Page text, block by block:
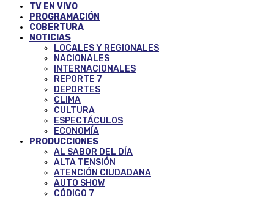
TV EN VIVO
PROGRAMACIÓN
COBERTURA
NOTICIAS
LOCALES Y REGIONALES
NACIONALES
INTERNACIONALES
REPORTE 7
DEPORTES
CLIMA
CULTURA
ESPECTÁCULOS
ECONOMÍA
PRODUCCIONES
AL SABOR DEL DÍA
ALTA TENSIÓN
ATENCIÓN CIUDADANA
AUTO SHOW
CÓDIGO 7